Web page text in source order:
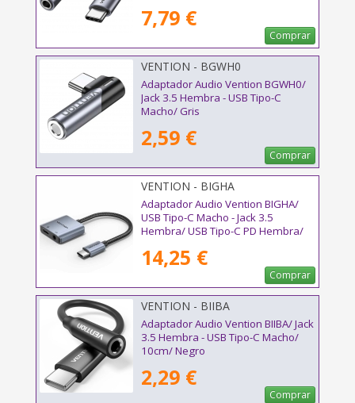
7,79 €
Comprar
VENTION - BGWH0
Adaptador Audio Vention BGWH0/
Jack 3.5 Hembra - USB Tipo-C
Macho/ Gris
2,59 €
Comprar
VENTION - BIGHA
Adaptador Audio Vention BIGHA/
USB Tipo-C Macho - Jack 3.5
Hembra/ USB Tipo-C PD Hembra/
14,25 €
Comprar
VENTION - BIIBA
Adaptador Audio Vention BIIBA/ Jack
3.5 Hembra - USB Tipo-C Macho/
10cm/ Negro
2,29 €
Comprar